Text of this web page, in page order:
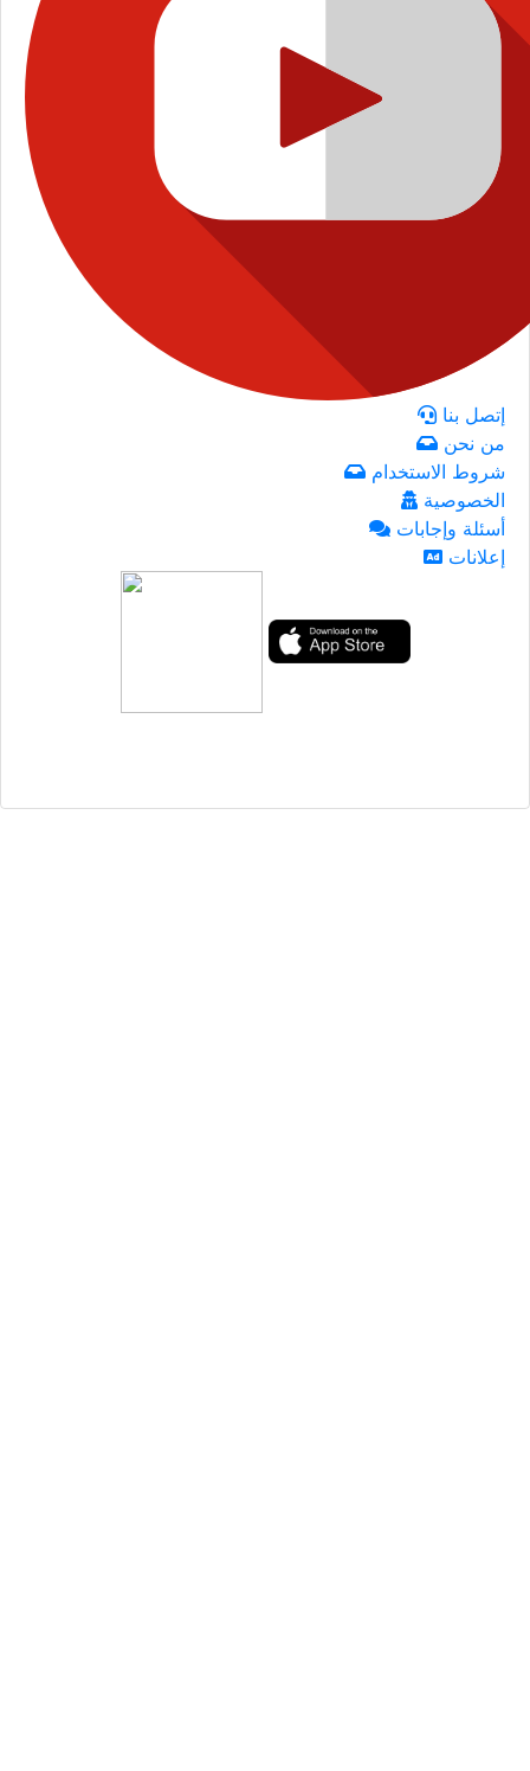
إتصل بنا
من نحن
شروط الاستخدام
الخصوصية
أسئلة وإجابات
إعلانات